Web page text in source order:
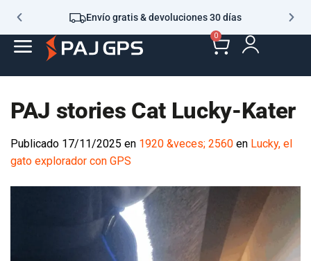
Envío gratis & devoluciones 30 días
0
PAJ stories Cat Lucky-Kater
Publicado 17/11/2025 en 1920 &veces; 2560 en Lucky, el
gato explorador con GPS